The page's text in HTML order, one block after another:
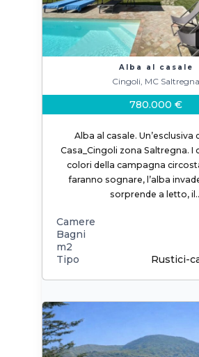
Alba al casale
Cingoli, MC Saltregna
780.000 €
Alba al casale. Un’esclusiva
Casa_Cingoli zona Saltregna. I
colori della campagna
faranno sognare, l’alba
sorprende a letto,
Camere
Bagni
m2
Tipo
Rustici-